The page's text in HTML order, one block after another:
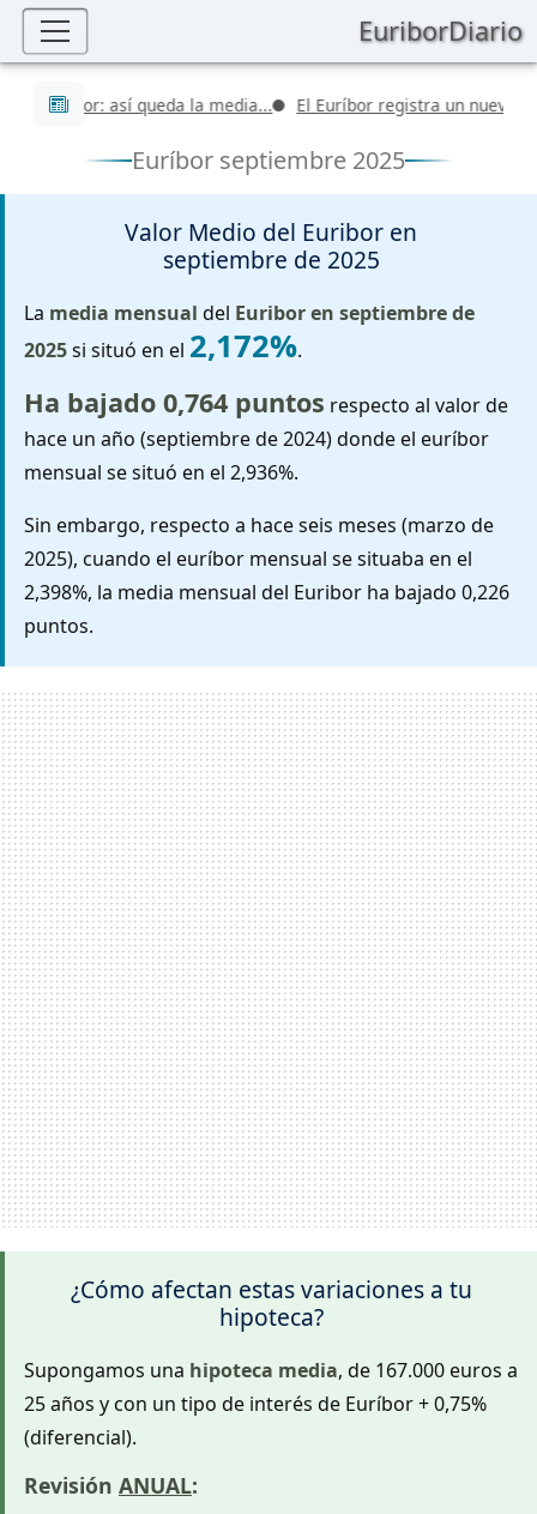
EuriborDiario
Últimas noticias
Euríbor: así queda la media... El Euríbor registra un nuevo valor
Euríbor septiembre 2025
Valor Medio del Euribor en
septiembre de 2025
La media mensual del Euribor en septiembre de
2025si situó en el 2,172%.
Ha bajado 0,764 puntos respecto al valor de
hace un año (septiembre de 2024) donde el euríbor
mensual se situó en el 2,936%.
Sin embargo, respecto a hace seis meses (marzo de
2025), cuando el euríbor mensual se situaba en el
2,398%, la media mensual del Euribor ha bajado 0,226
puntos.
¿Cómo afectan estas variaciones a tu
hipoteca?
Supongamos una hipoteca media, de 167.000 euros a
25 años y con un tipo de interés de Euríbor + 0,75%
(diferencial).
Revisión ANUAL: